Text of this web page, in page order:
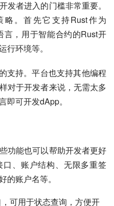
发者进入的门槛非常重要。
略。首先它支持Rust作为
言，用于智能合约的Rust开
行环境等。
支持。平台也支持其他编程
对于开发者来说，无需太多
即可开发dApp。
功能也可以帮助开发者更好
口、账户结构、无限多重签
的账户名等。
可用于状态查询，方便开